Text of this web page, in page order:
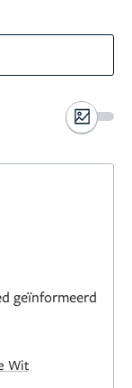
geïnformeerd
Wit